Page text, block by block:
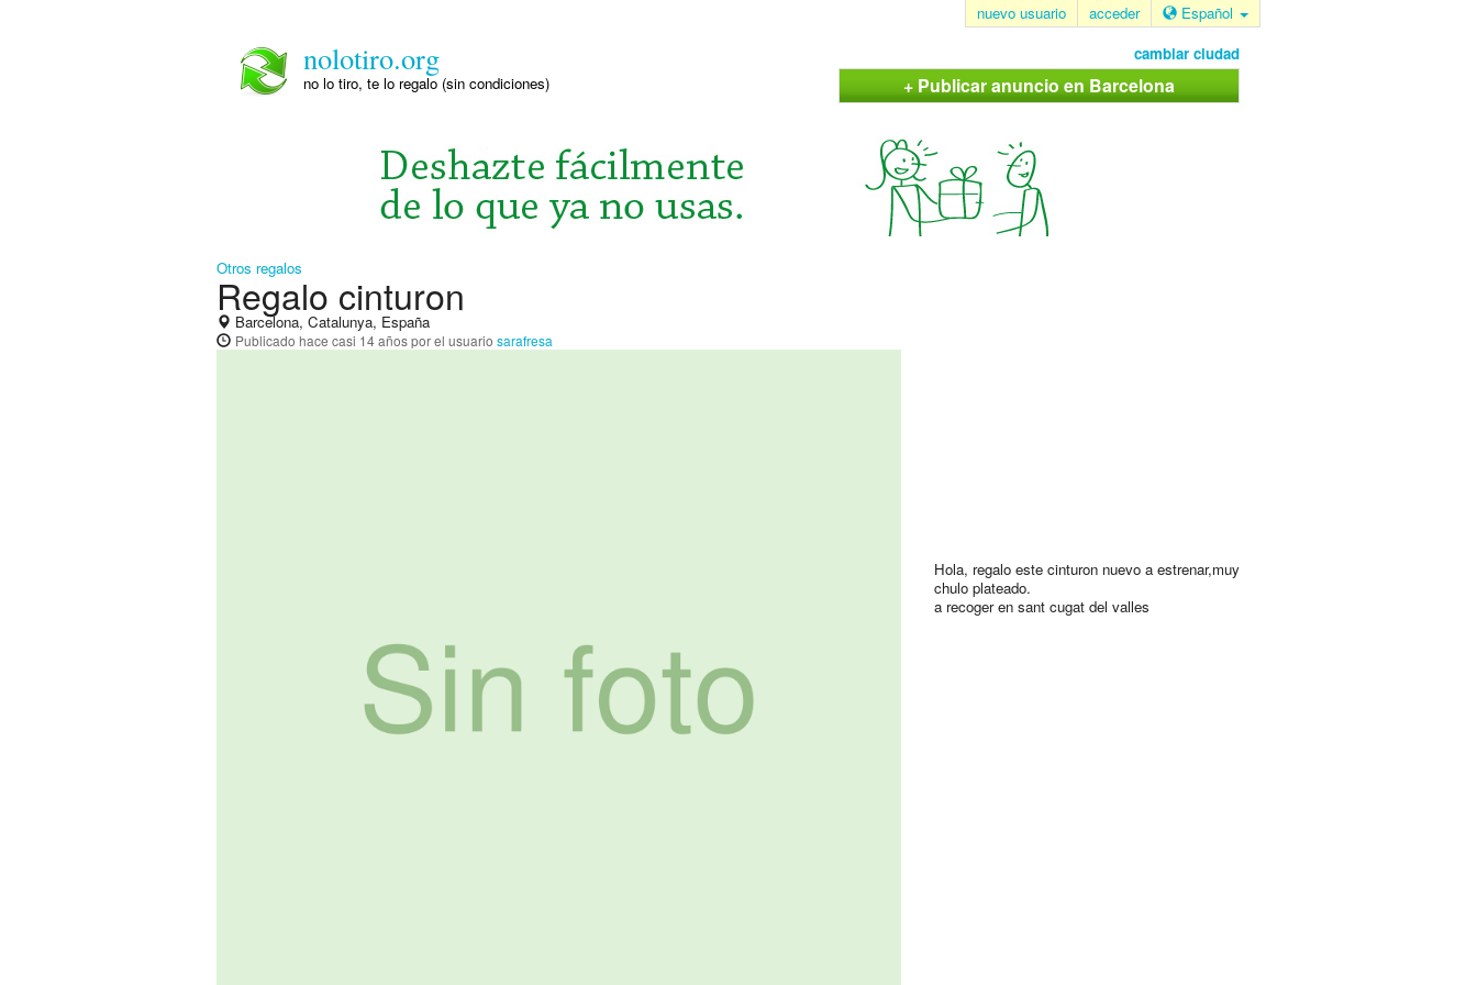
nuevo usuario acceder Español
nolotiro.org
no lo tiro, te lo regalo (sin condiciones)
cambiar ciudad
+ Publicar anuncio en Barcelona
Otros regalos
Regalo cinturon
Barcelona, Catalunya, España
Publicado hace casi 14 añospor el usuario sarafresa
Hola, regalo este cinturon nuevo a estrenar,muy
chulo plateado.
a recoger en sant cugat del valles